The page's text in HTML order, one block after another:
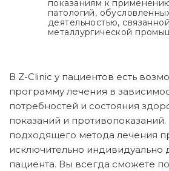
показаниям к
патологий,
деятельностью,
металлургической
В Z-Clinic у пациентов есть
программу лечения в
потребностей и состояния
показаний и
подходящего метода лечения
исключительно индивидуально
пациента. Вы всегда сможете